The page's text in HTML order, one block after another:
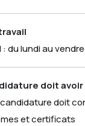
du lundi au
doit avoir
doit
et certificats